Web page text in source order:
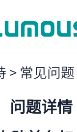
> 常见问题
问题详情